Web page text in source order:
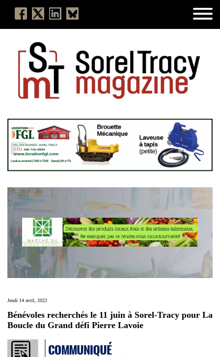
Jeudi 14 avril, 2022
Bénévoles recherchés le 11 juin à Sorel-Tracy pour La
Boucle du Grand défi Pierre Lavoie